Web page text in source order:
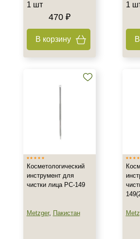
1 шт
470 ₽
В корзину
1
Косметологический
инструмент для
чистки лица PC-149
Metzger, Пакистан